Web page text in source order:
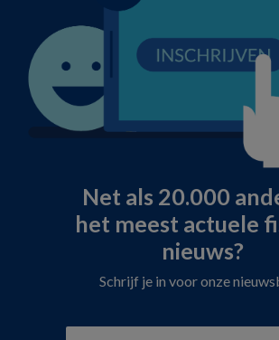
Net als 20.000
het meest actuele
nieuws?
Schrijf je in voor onze